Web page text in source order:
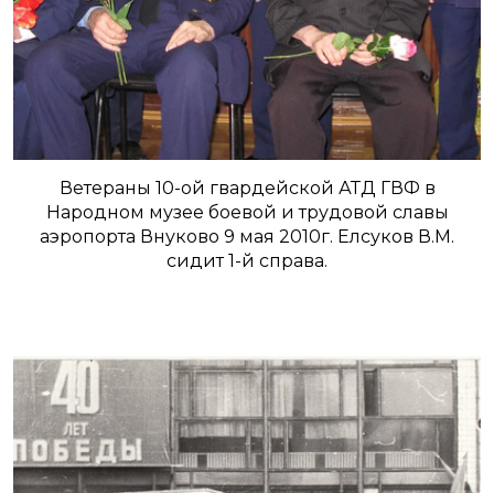
Ветераны 10-ой гвардейской АТД ГВФ в
Народном музее боевой и трудовой славы
аэропорта Внуково 9 мая 2010г. Елсуков В.М.
сидит 1-й справа.